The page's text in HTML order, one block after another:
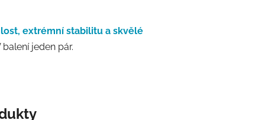
extrémní stabilitu a skvělé
jeden pár.